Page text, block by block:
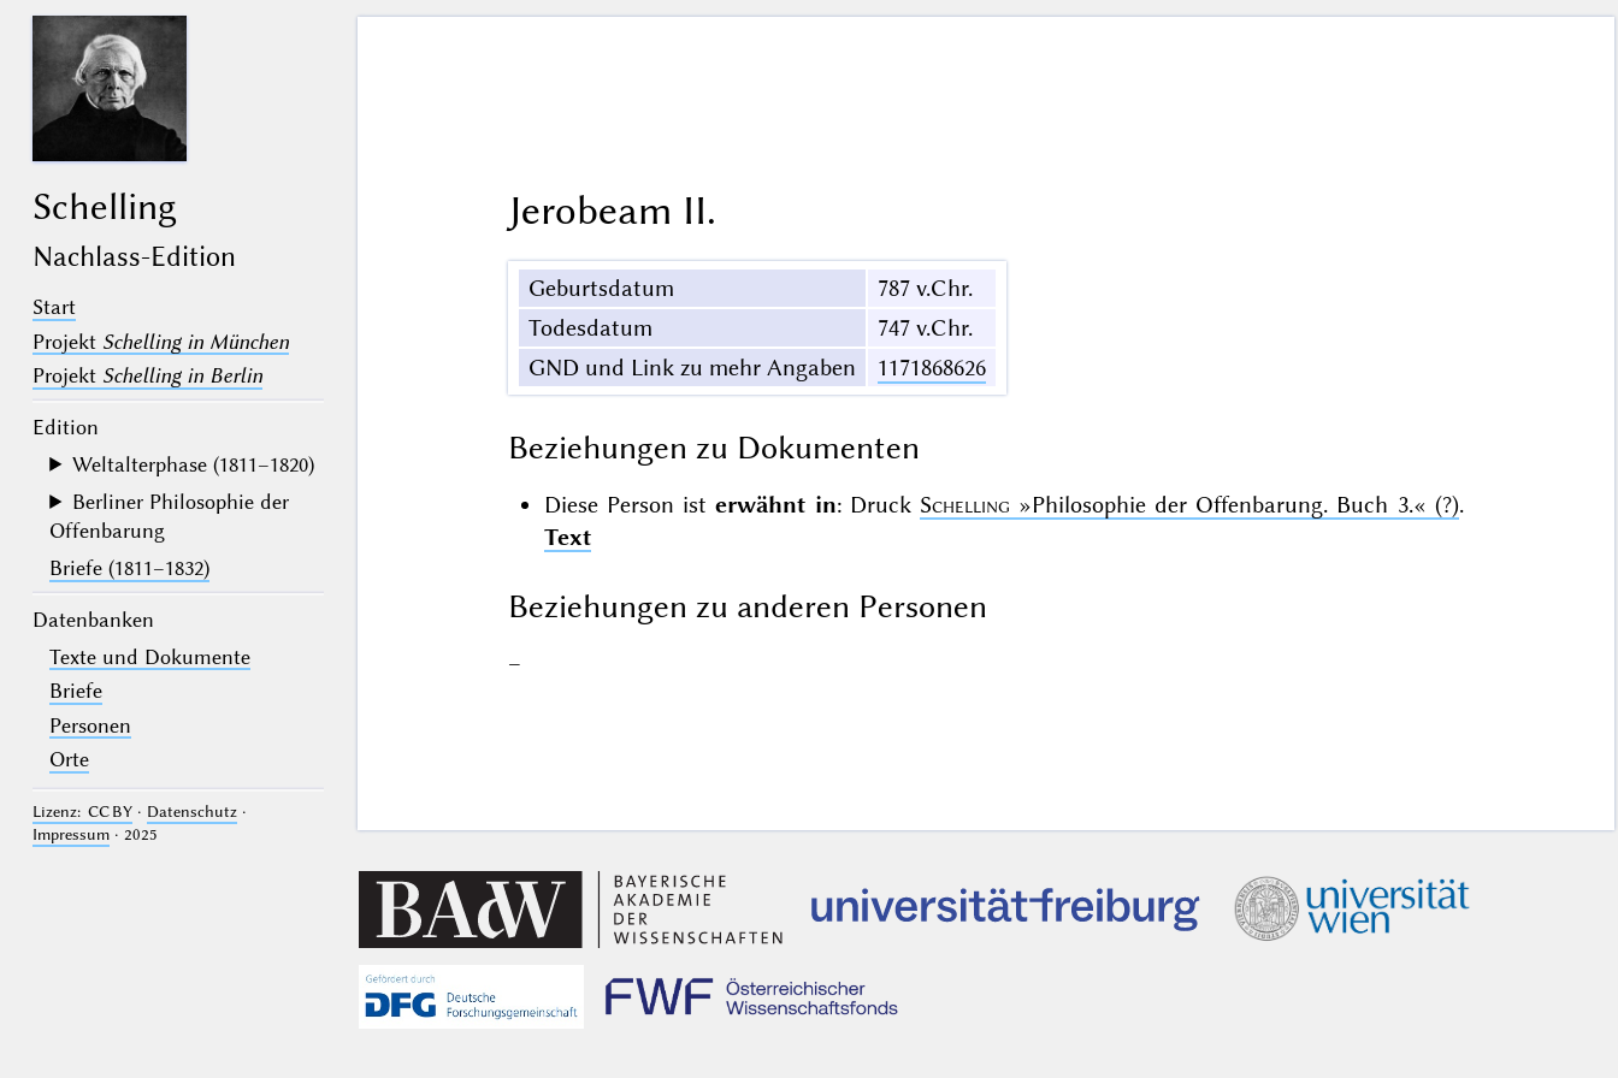
Schelling
Nachlass-Edition
Start
Projekt Schelling in München
Projekt Schelling in Berlin
Edition
Weltalterphase (1811–1820)
Berliner Philosophie der
Offenbarung
Briefe (1811–1832)
Datenbanken
Texte und Dokumente
Briefe
Personen
Orte
Lizenz: CC BY· Datenschutz·
Impressum· 2025
Jerobeam II.
Geburtsdatum
787 v.Chr.
Todesdatum
747 v.Chr.
GND und Link zu mehr Angaben
1171868626
Beziehungen zu Dokumenten
Diese Person isterwähnt in: Druck Schelling »Philosophie der Offenbarung. Buch 3.« (?).
Text
Beziehungen zu anderen Personen
–